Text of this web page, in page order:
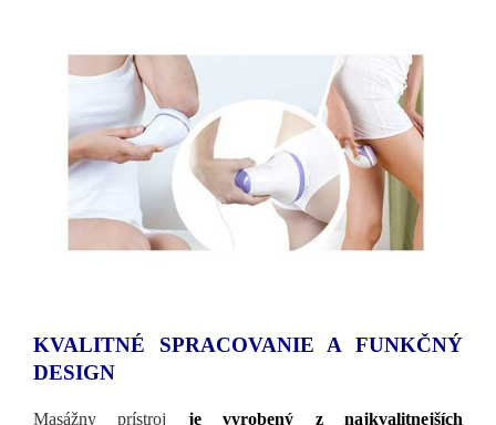
KVALITNÉ SPRACOVANIE A FUNKČNÝ
DESIGN
Masážny prístroj je vyrobený z najkvalitnejších